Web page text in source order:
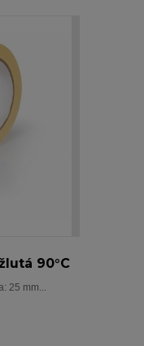
90°C
25 mm...